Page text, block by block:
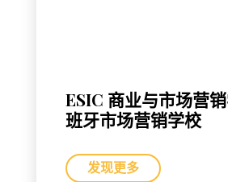
ESIC 商业与市场营
班牙市场营销学校
发现更多